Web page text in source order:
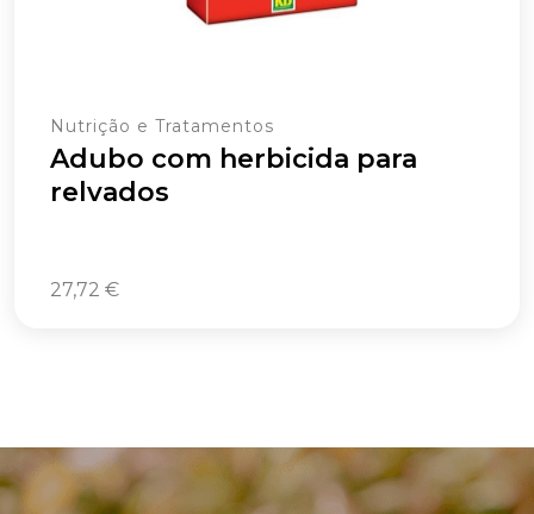
Nutrição e Tratamentos
Adubo com herbicida para
relvados
27,72 €